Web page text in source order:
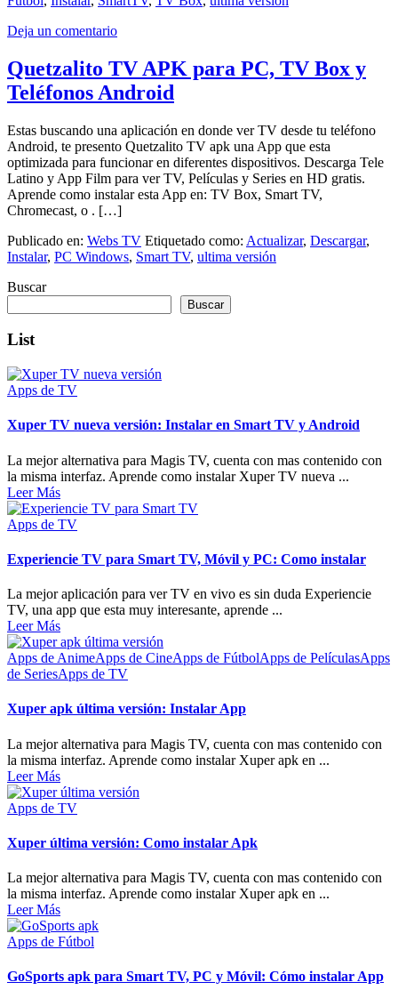
Deja un comentario
Quetzalito TV APK para PC, TV Box y
Teléfonos Android
Estas buscando una aplicación en donde ver TV desde tu teléfono
Android, te presento Quetzalito TV apk una App que esta
optimizada para funcionar en diferentes dispositivos. Descarga Tele
Latino y App Film para ver TV, Películas y Series en HD gratis.
Aprende como instalar esta App en: TV Box, Smart TV,
Chromecast, o . […]
Publicado en: Webs TV Etiquetado como: Actualizar, Descargar,
Instalar, PC Windows, Smart TV, ultima versión
Buscar
Buscar
List
Apps de TV
Xuper TV nueva versión: Instalar en Smart TV y Android
La mejor alternativa para Magis TV, cuenta con mas contenido con
la misma interfaz. Aprende como instalar Xuper TV nueva ...
Leer Más
Apps de TV
Experiencie TV para Smart TV, Móvil y PC: Como instalar
La mejor aplicación para ver TV en vivo es sin duda Experiencie
TV, una app que esta muy interesante, aprende ...
Leer Más
Apps de AnimeApps de CineApps de FútbolApps de PelículasApps
de SeriesApps de TV
Xuper apk última versión: Instalar App
La mejor alternativa para Magis TV, cuenta con mas contenido con
la misma interfaz. Aprende como instalar Xuper apk en ...
Leer Más
Apps de TV
Xuper última versión: Como instalar Apk
La mejor alternativa para Magis TV, cuenta con mas contenido con
la misma interfaz. Aprende como instalar Xuper apk en ...
Leer Más
Apps de Fútbol
GoSports apk para Smart TV, PC y Móvil: Cómo instalar App